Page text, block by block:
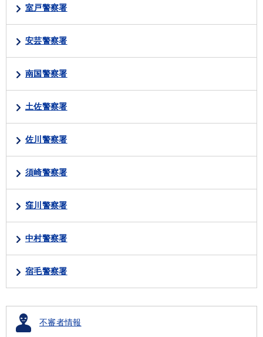
室戸警察署
安芸警察署
南国警察署
土佐警察署
佐川警察署
須崎警察署
窪川警察署
中村警察署
宿毛警察署
不審者情報